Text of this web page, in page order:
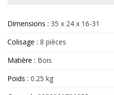
Dimensions : 35 x 24 x 16-31
Colisage : 8 pièces
Matière : Bois
Poids : 0.25 kg